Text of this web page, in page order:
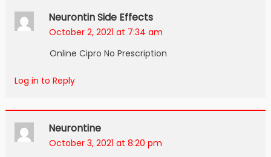
Neurontin Side Effects
October 2, 2021 at 7:34 am
Online Cipro No Prescription
Log in to Reply
Neurontine
October 3, 2021 at 8:20 pm